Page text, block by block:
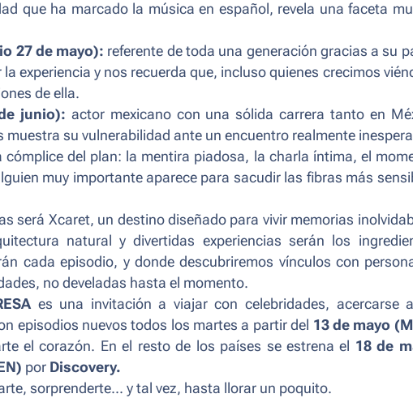
que ha marcado la música en español, revela una faceta
27 de mayo): referente de toda una generación gracias a su
experiencia y nos recuerda que, incluso quienes crecimos
de ella.
junio): actor mexicano con una sólida carrera tanto en
su vulnerabilidad ante un encuentro realmente
cómplice del plan: la mentira piadosa, la charla íntima, el
muy importante aparece para sacudir las fibras más
será Xcaret, un destino diseñado para vivir memorias
natural y divertidas experiencias serán los
cada episodio, y donde descubriremos vínculos con
no develadas hasta el momento.
es una invitación a viajar con celebridades, acercarse
episodios nuevos todos los martes a partir del 13 de mayo
el corazón. En el resto de los países se estrena el 18 de
por Discovery.
sorprenderte... y tal vez, hasta llorar un poquito.